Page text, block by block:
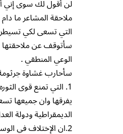
‏لن أقول لك سوى إني
ملاحقة المشاعر ما
التي تسعى لكي
سأتوقف عن ملاحقتها
الوعي المنطقي .
سأحارب غشاوة
1. التي تمنع قوى
يفرقها وان جميعها
الديمقراطية ودولة
2.ان الإختلاف في